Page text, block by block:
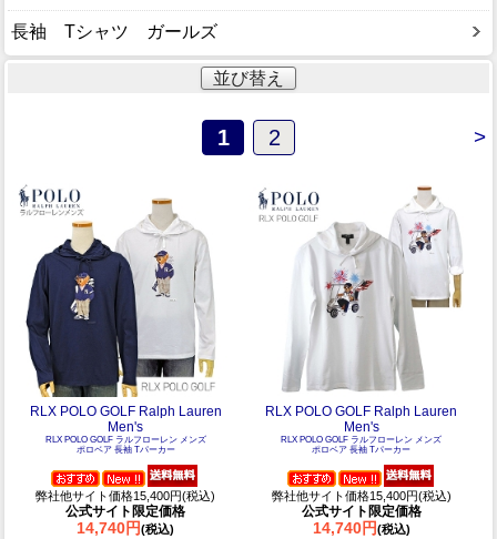
長袖 Tシャツ ガールズ
並び替え
>
1 2
RLX POLO GOLF Ralph Lauren
Men's
RLX POLO GOLF ラルフローレン メンズ
ポロベア 長袖 Tパーカー
弊社他サイト価格15,400円(税込)
公式サイト限定価格
14,740円(税込)
RLX POLO GOLF Ralph Lauren
Men's
RLX POLO GOLF ラルフローレン メンズ
ポロベア 長袖 Tパーカー
弊社他サイト価格15,400円(税込)
公式サイト限定価格
14,740円(税込)